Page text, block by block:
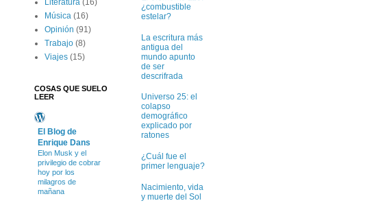
Literatura (16)
Música (16)
Opinión (91)
Trabajo (8)
Viajes (15)
COSAS QUE SUELO
LEER
El Blog de
Enrique Dans
Elon Musk y el
privilegio de cobrar
hoy por los
milagros de
mañana
¿combustible
estelar?
La escritura más
antigua del
mundo apunto
de ser
descrifrada
Universo 25: el
colapso
demográfico
explicado por
ratones
¿Cuál fue el
primer lenguaje?
Nacimiento, vida
y muerte del Sol